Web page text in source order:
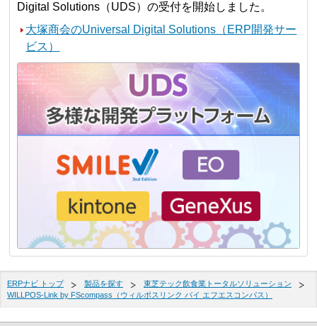
Digital Solutions（UDS）の受付を開始しました。
大塚商会のUniversal Digital Solutions（ERP開発サー
ビス）
ERPナビ トップ 製品を探す
東芝テック飲食業トータルソリューション
WILLPOS-Link by FScompass（ウィルポスリンク バイ エフエスコンパス）